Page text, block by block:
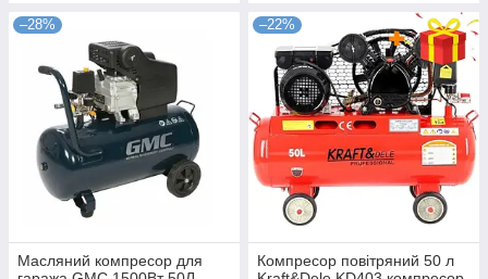
–28%
Масляний компресор для
–22%
Компресор повітряний 50 л